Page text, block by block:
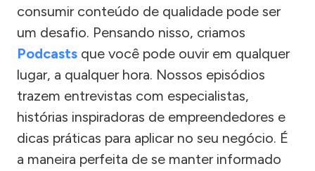
consumir conteúdo de qualidade pode ser
um desafio. Pensando nisso, criamos
Podcasts que você pode ouvir em qualquer
lugar, a qualquer hora. Nossos episódios
trazem entrevistas com especialistas,
histórias inspiradoras de empreendedores e
dicas práticas para aplicar no seu negócio. É
a maneira perfeita de se manter informado